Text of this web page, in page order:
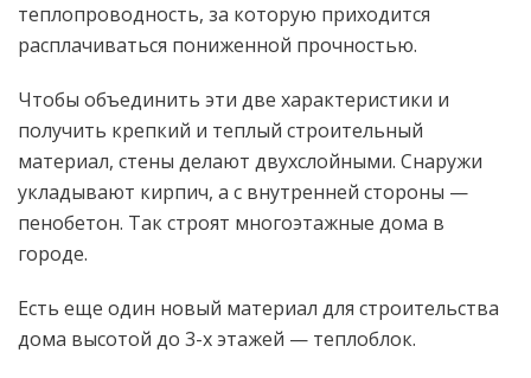
теплопроводность, за которую приходится
расплачиваться пониженной прочностью.
Чтобы объединить эти две характеристики и
получить крепкий и теплый строительный
материал, стены делают двухслойными. Снаружи
укладывают кирпич, а с внутренней стороны —
пенобетон. Так строят многоэтажные дома в
городе.
Есть еще один новый материал для строительства
дома высотой до 3-х этажей — теплоблок.